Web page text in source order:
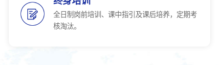
全日制岗前培训、课中指引及课后培养，定期考
核淘汰。